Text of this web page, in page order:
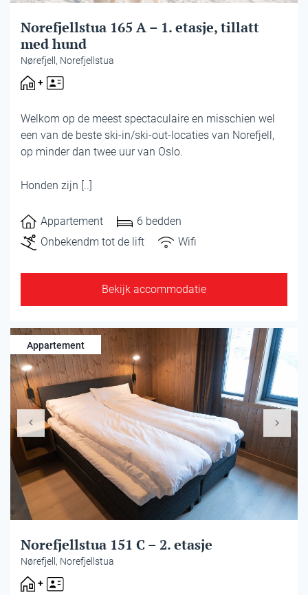
Norefjellstua 165 A – 1. etasje, tillatt
med hund
Nørefjell, Norefjellstua
Welkom op de meest spectaculaire en misschien wel
een van de beste ski-in/ski-out-locaties van Norefjell,
op minder dan twee uur van Oslo.
Honden zijn [..]
Appartement
6 bedden
Onbekendm tot de lift
Wifi
Bekijk accommodatie
Appartement
Norefjellstua 151 C – 2. etasje
Nørefjell, Norefjellstua